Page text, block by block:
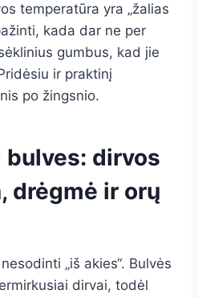
temperatūra yra „žalias
kada dar ne per
gumbus, kad jie
ir praktinį
po žingsnio.
bulves: dirvos
drėgmė ir orų
„iš akies“. Bulvės
dirvai, todėl